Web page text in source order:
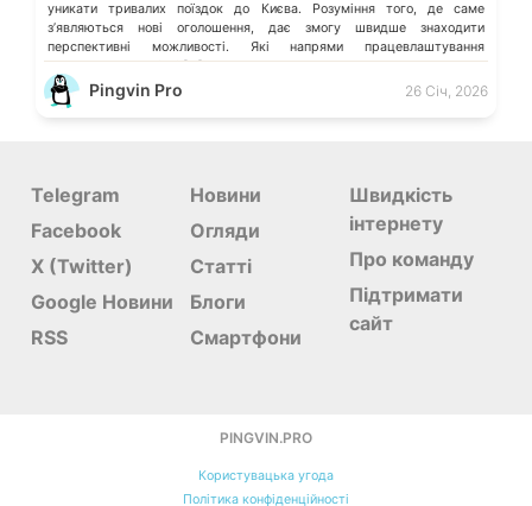
уникати тривалих поїздок до Києва. Розуміння того, де саме
зʼявляються нові оголошення, дає змогу швидше знаходити
перспективні можливості. Які напрями працевлаштування
переважають у місті […]
Pingvin Pro 26 Січ, 2026
Telegram
Facebook
X (Twitter)
Google Новини
RSS
Новини
Огляди
Статті
Блоги
Смартфони
Швидкість
інтернету
Про команду
Підтримати
сайт
PINGVIN.PRO
Користувацька угода
Політика конфіденційності